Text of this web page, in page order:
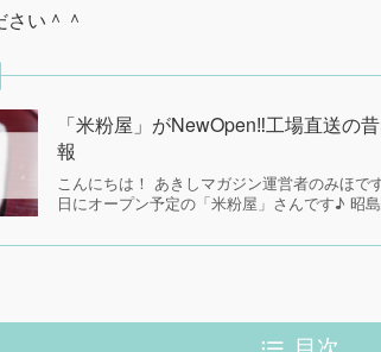
い＾＾
「米粉屋」がNewOpen‼工場直送の
報
こんにちは！ あきしマガジン運営者のみほ
日にオープン予定の「米粉屋」さんです♪ 昭